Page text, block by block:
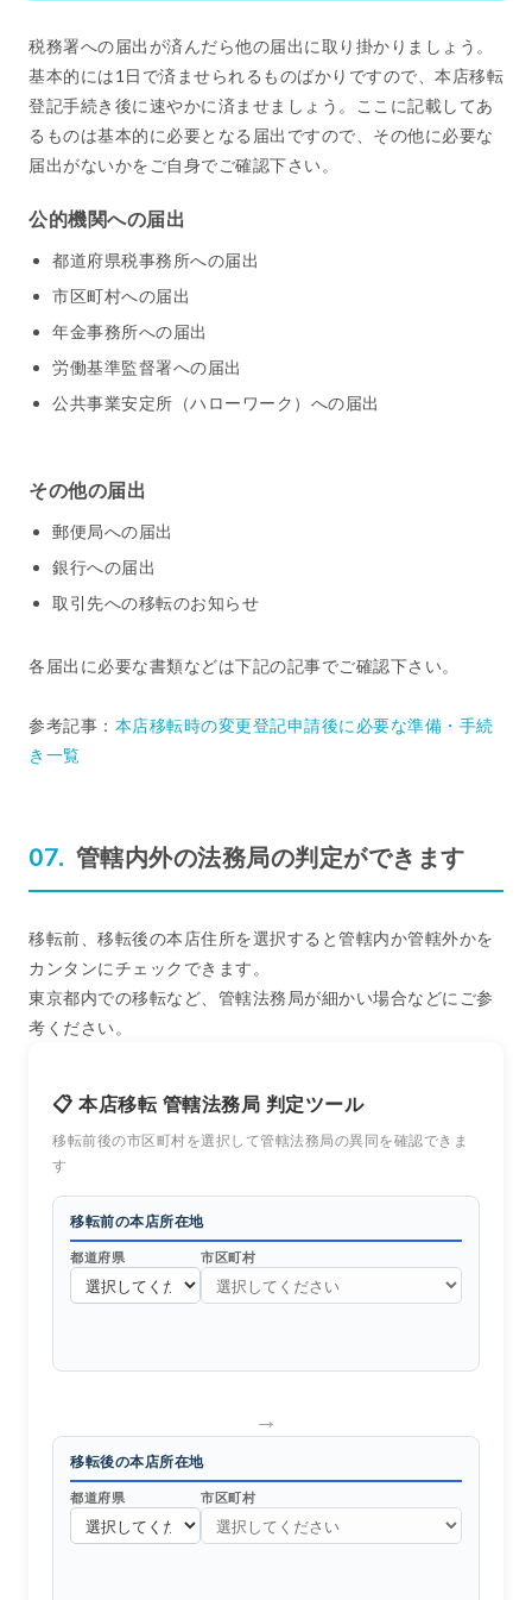
税務署への届出が済んだら他の届出に取り掛かりましょう。
基本的には1日で済ませられるものばかりですので、本店移転
登記手続き後に速やかに済ませましょう。ここに記載してあ
るものは基本的に必要となる届出ですので、その他に必要な
届出がないかをご自身でご確認下さい。
公的機関への届出
都道府県税事務所への届出
市区町村への届出
年金事務所への届出
労働基準監督署への届出
公共事業安定所（ハローワーク）への届出
その他の届出
郵便局への届出
銀行への届出
取引先への移転のお知らせ
各届出に必要な書類などは下記の記事でご確認下さい。
参考記事： 本店移転時の変更登記申請後に必要な準備・手続
き一覧
管轄内外の法務局の判定ができます
移転前、移転後の本店住所を選択すると管轄内か管轄外かを
カンタンにチェックできます。
東京都内での移転など、管轄法務局が細かい場合などにご参
考ください。
📋 本店移転 管轄法務局 判定ツール
移転前後の市区町村を選択して管轄法務局の異同を確認できま
す
移転前の本店所在地
都道府県 市区町村
→
移転後の本店所在地
都道府県 市区町村